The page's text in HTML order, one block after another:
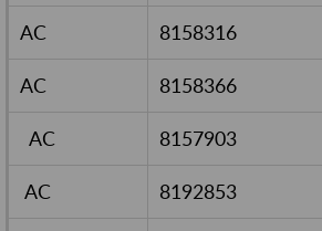
AC 8158316
AC 8158366
AC 8157903
AC 8192853